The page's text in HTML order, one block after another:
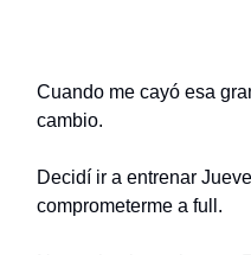
Cuando me cayó esa
cambio.
Decidí ir a entrenar
comprometerme a full.